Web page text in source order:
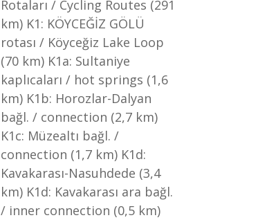
Rotaları / Cycling Routes (291
km) K1: KÖYCEĞİZ GÖLÜ
rotası / Köyceğiz Lake Loop
(70 km) K1a: Sultaniye
kaplıcaları / hot springs (1,6
km) K1b: Horozlar-Dalyan
bağl. / connection (2,7 km)
K1c: Müzealtı bağl. /
connection (1,7 km) K1d:
Kavakarası-Nasuhdede (3,4
km) K1d: Kavakarası ara bağl.
/ inner connection (0,5 km)